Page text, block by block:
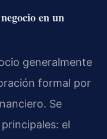
en un
generalmente
formal por
Se
el